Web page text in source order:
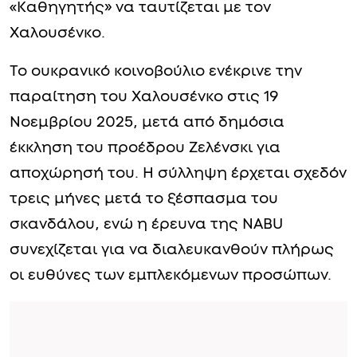
«Καθηγητής» να ταυτίζεται με τον
Χαλουσένκο.
Το ουκρανικό κοινοβούλιο ενέκρινε την
παραίτηση του Χαλουσένκο στις 19
Νοεμβρίου 2025, μετά από δημόσια
έκκληση του προέδρου Ζελένσκι για
αποχώρησή του. Η σύλληψη έρχεται σχεδόν
τρεις μήνες μετά το ξέσπασμα του
σκανδάλου, ενώ η έρευνα της NABU
συνεχίζεται για να διαλευκανθούν πλήρως
οι ευθύνες των εμπλεκόμενων προσώπων.